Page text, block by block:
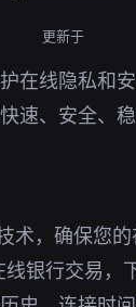
更新于
在线隐私和
速、安全、
术，确保您
银行交易，